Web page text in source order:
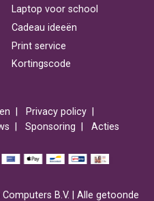
Laptop voor school
Cadeau ideeën
Print service
Kortingscode
Privacy policy
Sponsoring Acties
B.V. | Alle getoonde